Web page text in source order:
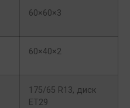
60×60×3
60×40×2
175/65 R13, диск
ET29